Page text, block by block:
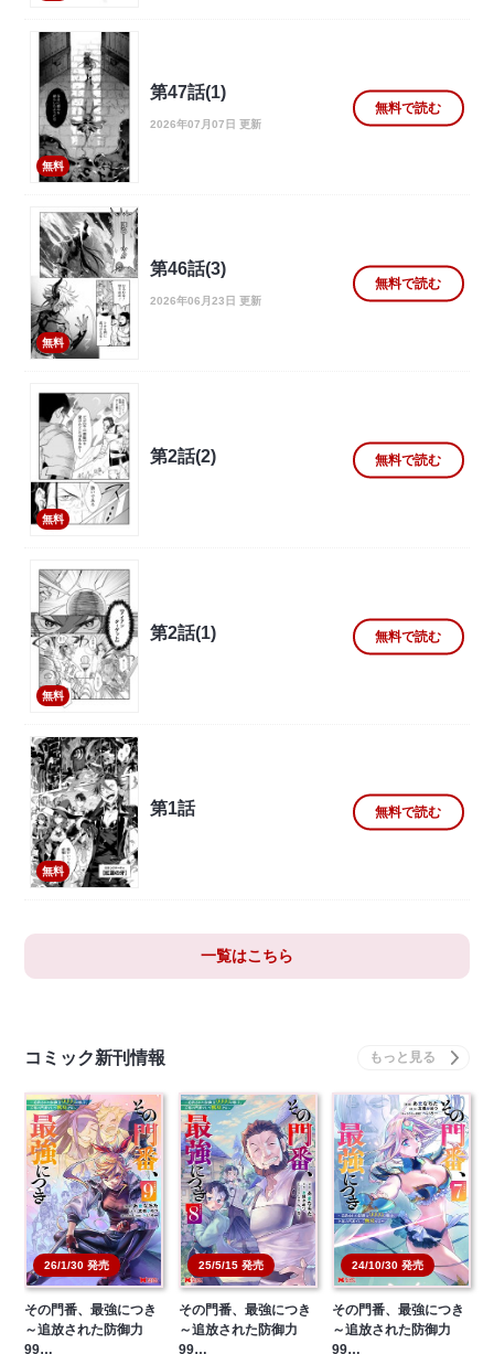
無料
第47話(1)
2026年07月07日 更新
無料で読む
無料
第46話(3)
2026年06月23日 更新
無料で読む
無料
第2話(2) 無料で読む
無料
第2話(1) 無料で読む
無料
第1話 無料で読む
一覧はこちら
コミック新刊情報
26/1/30 発売
その門番、最強につき
～追放された防御力
99…
25/5/15 発売
その門番、最強につき
～追放された防御力
99…
24/10/30 発売
その門番、最強につき
～追放された防御力
99…